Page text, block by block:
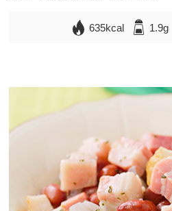
635kcal 1.9g